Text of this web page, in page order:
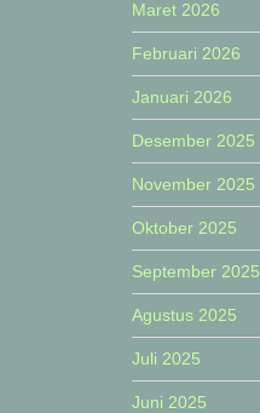
Maret 2026
Februari 2026
Januari 2026
Desember 2025
November 2025
Oktober 2025
September 2025
Agustus 2025
Juli 2025
Juni 2025